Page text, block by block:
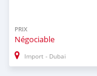
PRIX
Négociable
Import - Dubai